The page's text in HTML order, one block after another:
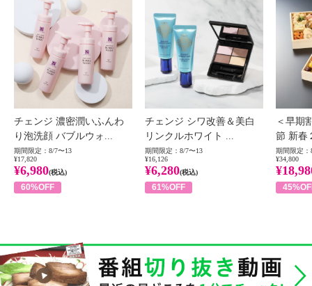
チェンジ 濃密潤いふんわ
り泡洗顔 バブルウォ...
期間限定：8/7〜13
¥17,820
¥6,980(税込)
60%OFF
チェンジ シワ改善＆美白
リンクルホワイト ...
期間限定：8/7〜13
¥16,126
¥6,280(税込)
61%OFF
＜早期
節 新春
期間限定：
¥34,800